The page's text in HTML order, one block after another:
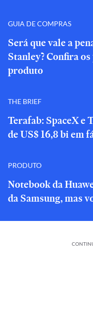
GUIA DE COMPRAS
Será que vale a
Stanley? Confira
produto
THE BRIEF
Terafab: SpaceX e
de US$ 16,8 bi em
PRODUTO
Notebook da
da Samsung, mas